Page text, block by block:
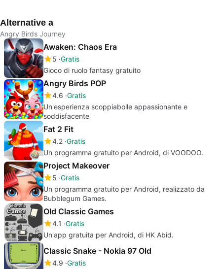
Alternative a
Angry Birds Journey
Awaken: Chaos Era
5 Gratis
Gioco di ruolo fantasy gratuito
Angry Birds POP
4.6 Gratis
Un'esperienza scoppiabolle appassionante e
soddisfacente
Fat 2 Fit
4.2 Gratis
Un programma gratuito per Android, di VOODOO.
Project Makeover
5 Gratis
Un programma gratuito per Android, realizzato da
Bubblegum Games.
Old Classic Games
4.1 Gratis
Un'app gratuita per Android, di HK Abid.
Classic Snake - Nokia 97 Old
4.9 Gratis